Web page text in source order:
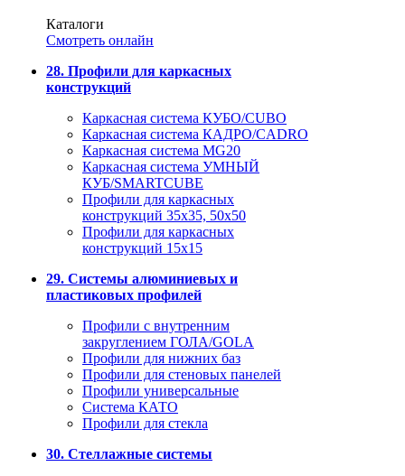
Каталоги
Смотреть онлайн
28. Профили для каркасных
конструкций
Каркасная система КУБО/CUBO
Каркасная система КАДРО/CADRO
Каркасная система MG20
Каркасная система УМНЫЙ
КУБ/SMARTCUBE
Профили для каркасных
конструкций 35x35, 50x50
Профили для каркасных
конструкций 15х15
29. Системы алюминиевых и
пластиковых профилей
Профили с внутренним
закруглением ГОЛА/GOLA
Профили для нижних баз
Профили для стеновых панелей
Профили универсальные
Система КАТО
Профили для стекла
30. Стеллажные системы